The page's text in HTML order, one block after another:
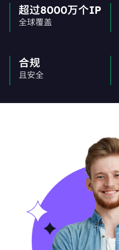
超过8000万个IP
全球覆盖
合规
且安全